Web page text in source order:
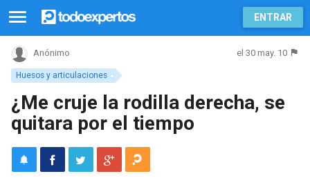
ENTRAR
Huesos y articulaciones
Anónimo el 30 may. 10
¿Me cruje la rodilla derecha, se
quitara por el tiempo